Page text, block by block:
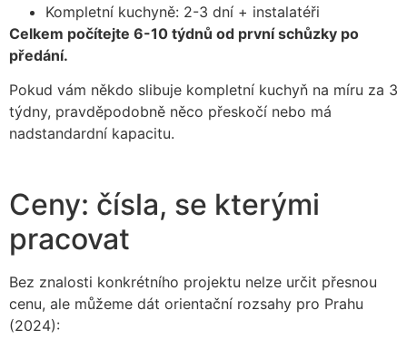
Kompletní kuchyně: 2-3 dní + instalatéři
Celkem počítejte 6-10 týdnů od první schůzky po
předání.
Pokud vám někdo slibuje kompletní kuchyň na míru za 3
týdny, pravděpodobně něco přeskočí nebo má
nadstandardní kapacitu.
Ceny: čísla, se kterými
pracovat
Bez znalosti konkrétního projektu nelze určit přesnou
cenu, ale můžeme dát orientační rozsahy pro Prahu
(2024):